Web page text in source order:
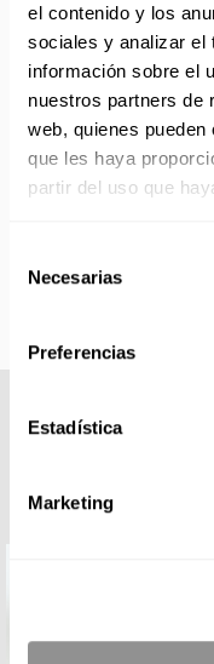
el contenido y los
sociales y analizar el
información sobre el
nuestros partners de
web, quienes
que les haya
partir del uso que
Necesarias
Preferencias
Estadística
Marketing
Reanudamos
con disponibilidad
Si adquieres
pedido se envía
Los productos sin
partir de la fecha
IMPORTANTE